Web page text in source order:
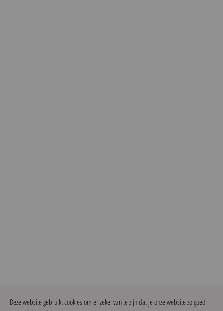
Deze website gebruikt cookies om er zeker van te zijn dat je onze website zo goed